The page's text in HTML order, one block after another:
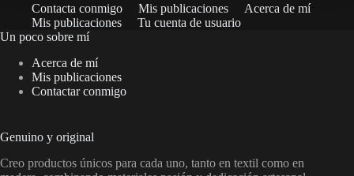
Contacta conmigo Mis publicaciones
Acerca de mí
Mis publicaciones
Tu cuenta de usuario
Un poco sobre mí
Acerca de mí
Mis publicaciones
Contactar conmigo
Genuino y original
Creo productos únicos para cada uno, tanto en textil como en